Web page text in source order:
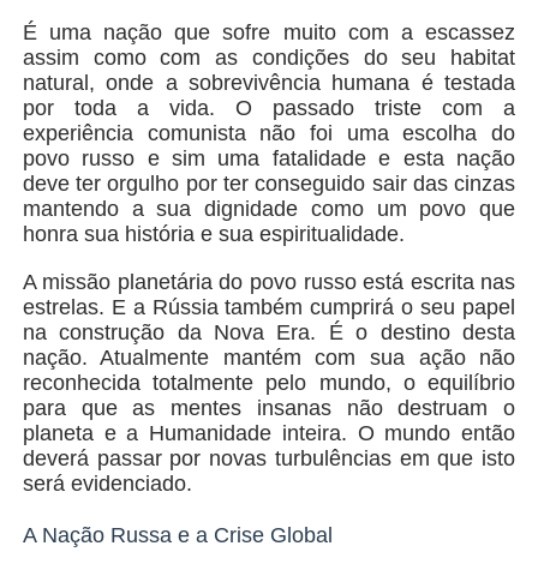
É uma nação que sofre muito com a escassez
assim como com as condições do seu habitat
natural, onde a sobrevivência humana é testada
por toda a vida. O passado triste com a
experiência comunista não foi uma escolha do
povo russo e sim uma fatalidade e esta nação
deve ter orgulho por ter conseguido sair das cinzas
mantendo a sua dignidade como um povo que
honra sua história e sua espiritualidade.
A missão planetária do povo russo está escrita nas
estrelas. E a Rússia também cumprirá o seu papel
na construção da Nova Era. É o destino desta
nação. Atualmente mantém com sua ação não
reconhecida totalmente pelo mundo, o equilíbrio
para que as mentes insanas não destruam o
planeta e a Humanidade inteira. O mundo então
deverá passar por novas turbulências em que isto
será evidenciado.
A Nação Russa e a Crise Global